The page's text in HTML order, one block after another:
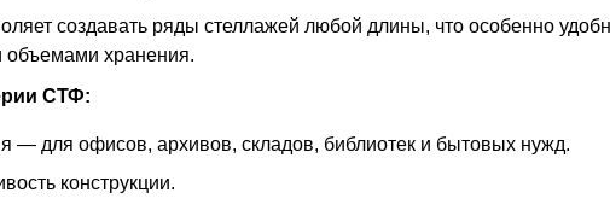
создавать ряды стеллажей любой длины, что особенно
хранения.
СТФ:
— для офисов, архивов, складов, библиотек и бытовых нужд.
конструкции.